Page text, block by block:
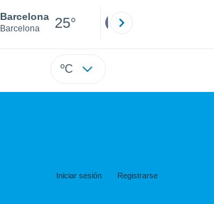
Barcelona
Barcelona 25°
ºC
Iniciar sesión Registrarse